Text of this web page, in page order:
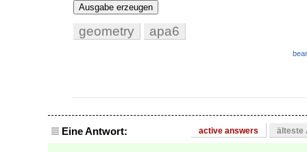
Ausgabe erzeugen
geometry apa6
Eine Antwort: active answers älteste